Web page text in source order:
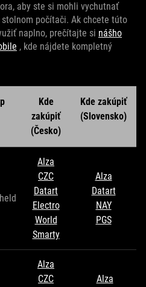
aby ste si mohli vychutnať
počítači. Ak chcete túto
naplno, prečítajte si nášho
, kde nájdete kompletný
Kde
zakúpiť
(Česko)
Kde zakúpiť
(Slovensko)
Alza
CZC
Datart
Electro
World
Smarty
Alza
Datart
NAY
PGS
Alza
CZC
Alza